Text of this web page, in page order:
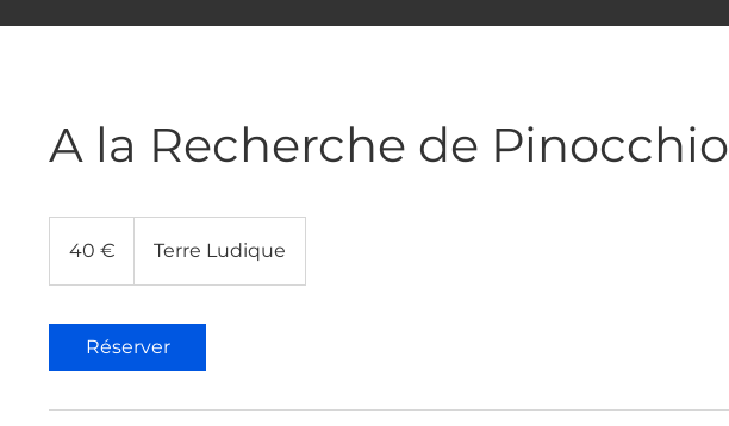
A la Recherche de Pinocchio
40 € Terre Ludique
Réserver